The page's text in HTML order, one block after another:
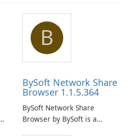
B
BySoft Network Share
Browser 1.1.5.364
BySoft Network Share
Browser by BySoft is a